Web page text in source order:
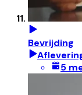
Bevrijding
5